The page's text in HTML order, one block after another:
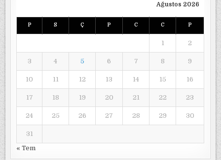
Ağustos 2026
P S Ç P C C P
1 2
3 4 5 6 7 8 9
10 11 12 13 14 15 16
17 18 19 20 21 22 23
24 25 26 27 28 29 30
31
« Tem